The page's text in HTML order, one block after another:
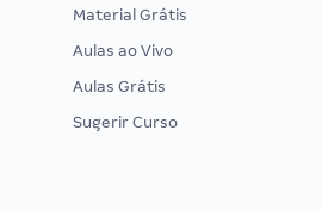
Material Grátis
Aulas ao Vivo
Aulas Grátis
Sugerir Curso